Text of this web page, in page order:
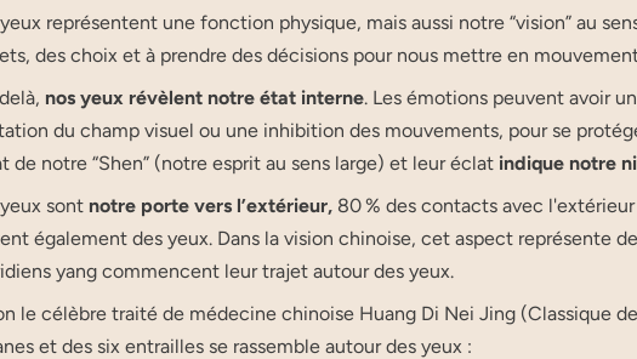
représentent une fonction physique, mais aussi notre “vision” au
des choix et à prendre des décisions pour nous mettre en
nos yeux révèlent notre état interne. Les émotions peuvent avoir
du champ visuel ou une inhibition des mouvements, pour se
de notre “Shen” (notre esprit au sens large) et leur éclatindique notre
sont notre porte vers l’extérieur, 80 % des contacts avec
également des yeux. Dans la vision chinoise, cet aspect représente
yang commencent leur trajet autour des yeux.
le célèbre traité de médecine chinoise Huang Di Nei Jing (Classique
et des six entrailles se rassemble autour des yeux :